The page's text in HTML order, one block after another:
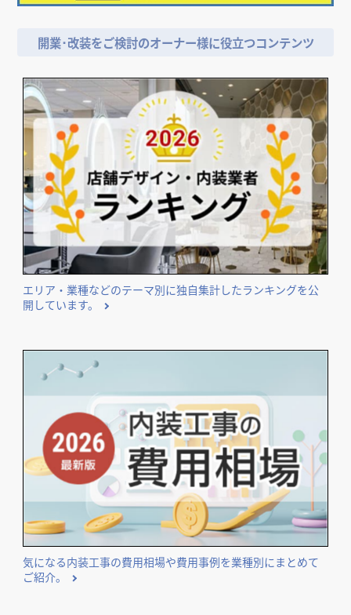
開業･改装をご検討のオーナー様に役立つコンテンツ
エリア・業種などのテーマ別に独自集計したランキングを公
開しています。
気になる内装工事の費用相場や費用事例を業種別にまとめて
ご紹介。